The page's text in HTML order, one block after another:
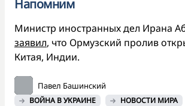
Напомним
Министр иностранных дел Ирана
заявил, что Ормузский пролив
Китая, Индии.
Павел Башинский
ВОЙНА В УКРАИНЕ НОВОСТИ МИРА